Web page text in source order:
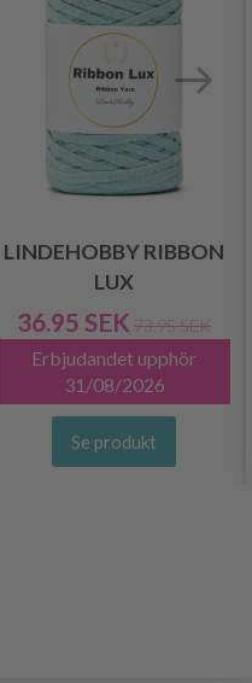
LINDEHOBBY RIBBON
LUX
36.95 SEK 73.95 SEK
Erbjudandet upphör
31/08/2026
Se produkt